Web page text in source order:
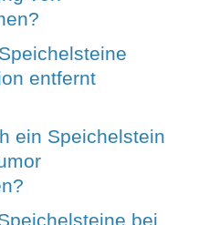
entfernt
ein Speichelstein
bei